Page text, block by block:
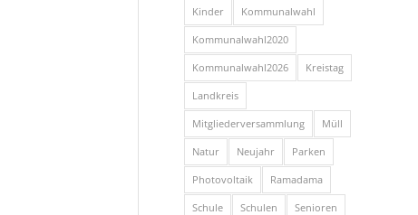
Kinder Kommunalwahl
Kommunalwahl2020
Kommunalwahl2026 Kreistag
Landkreis
Mitgliederversammlung Müll
Natur Neujahr Parken
Photovoltaik Ramadama
Schule Schulen Senioren